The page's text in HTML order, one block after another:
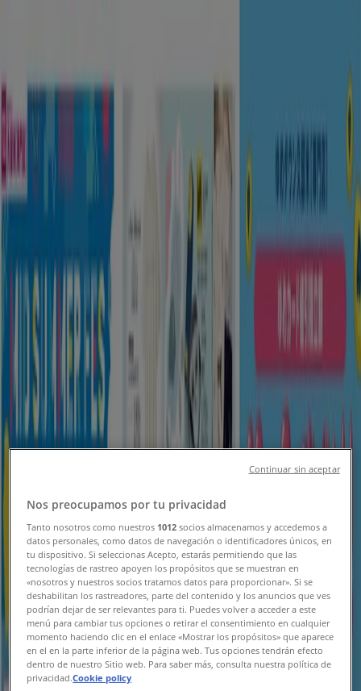
あなたはここにいる：
目黒区
Featured ファッション
ホームセンター&
ペット
レストラン
カラオケ & エンター
テイメント
スポーツ
目黒区 のトップカタログ
コスモス
目黒区
新規
コスモス
曲野店 営業再開のご案内
8/9 日まで有効目黒区
新規
Nos preocupamos por tu privacidad
Tanto nosotros como nuestros 1012 socios almacenamos y accedemos a
datos personales, como datos de navegación o identificadores únicos, en
tu dispositivo. Si seleccionas Acepto, estarás permitiendo que las
tecnologías de rastreo apoyen los propósitos que se muestran en
«nosotros y nuestros socios tratamos datos para proporcionar». Si se
deshabilitan los rastreadores, parte del contenido y los anuncios que ves
podrían dejar de ser relevantes para ti. Puedes volver a acceder a este
menú para cambiar tus opciones o retirar el consentimiento en cualquier
momento haciendo clic en el enlace «Mostrar los propósitos» que aparece
en el en la parte inferior de la página web. Tus opciones tendrán efecto
dentro de nuestro Sitio web. Para saber más, consulta nuestra política de
privacidad.Cookie policy
Continuar sin aceptar